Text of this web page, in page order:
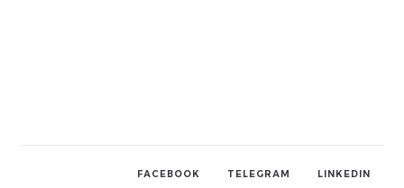
LINKEDIN
TELEGRAM
FACEBOOK